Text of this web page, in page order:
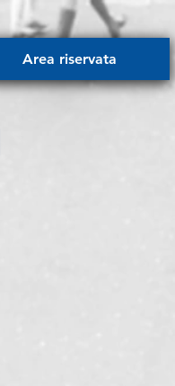
Area riservata